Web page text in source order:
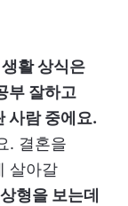
활 상식은
부 잘하고
사람 중에요.
. 결혼을
살아갈
형을 보는데